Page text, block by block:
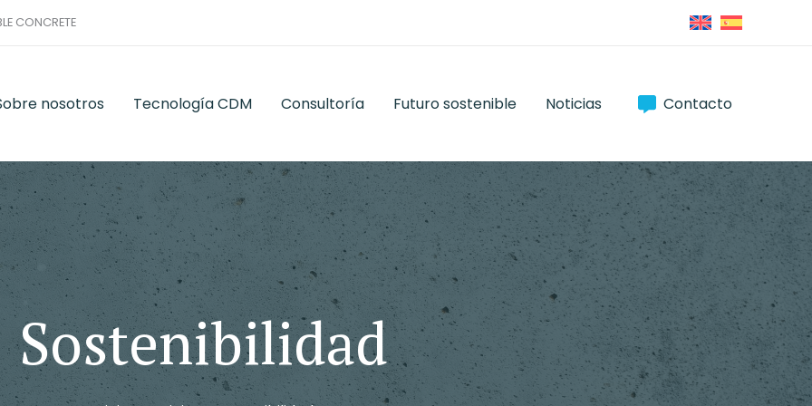
CONCRETE
nosotros Tecnología CDM Consultoría Futuro sostenible Noticias Contacto
Sostenibilidad